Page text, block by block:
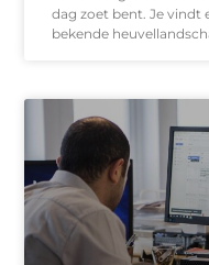
dag zoet bent. Je vindt
bekende